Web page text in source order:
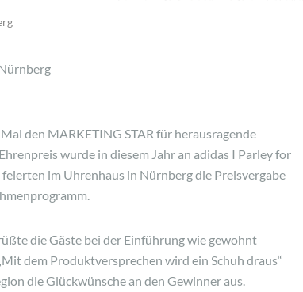
den MARKETING STAR für herausragende
wurde in diesem Jahr an adidas I Parley for
im Uhrenhaus in Nürnberg die Preisvergabe
die Gäste bei der Einführung wie gewohnt
dem Produktversprechen wird ein Schuh draus“
die Glückwünsche an den Gewinner aus.